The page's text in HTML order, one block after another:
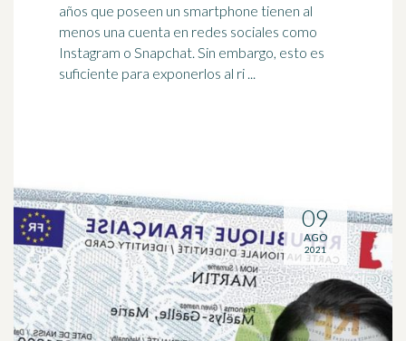
años que poseen un smartphone tienen al
menos una cuenta en redes sociales como
Instagram o Snapchat. Sin embargo, esto es
suficiente para exponerlos al ri ...
09
AGO
2021